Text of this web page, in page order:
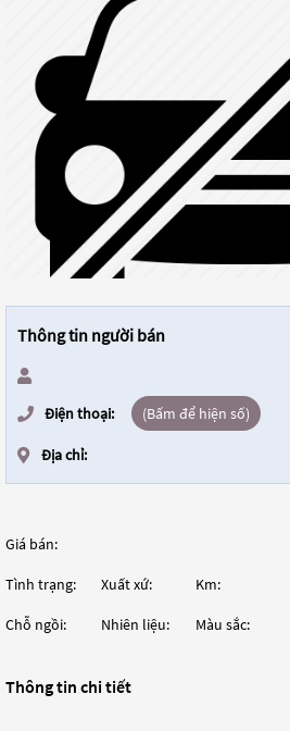
Thông tin người bán
Điện thoại: (Bấm để hiện số)
Địa chỉ:
Giá bán:
Tình trạng: Xuất xứ: Km:
Chỗ ngồi: Nhiên liệu: Màu sắc:
Thông tin chi tiết